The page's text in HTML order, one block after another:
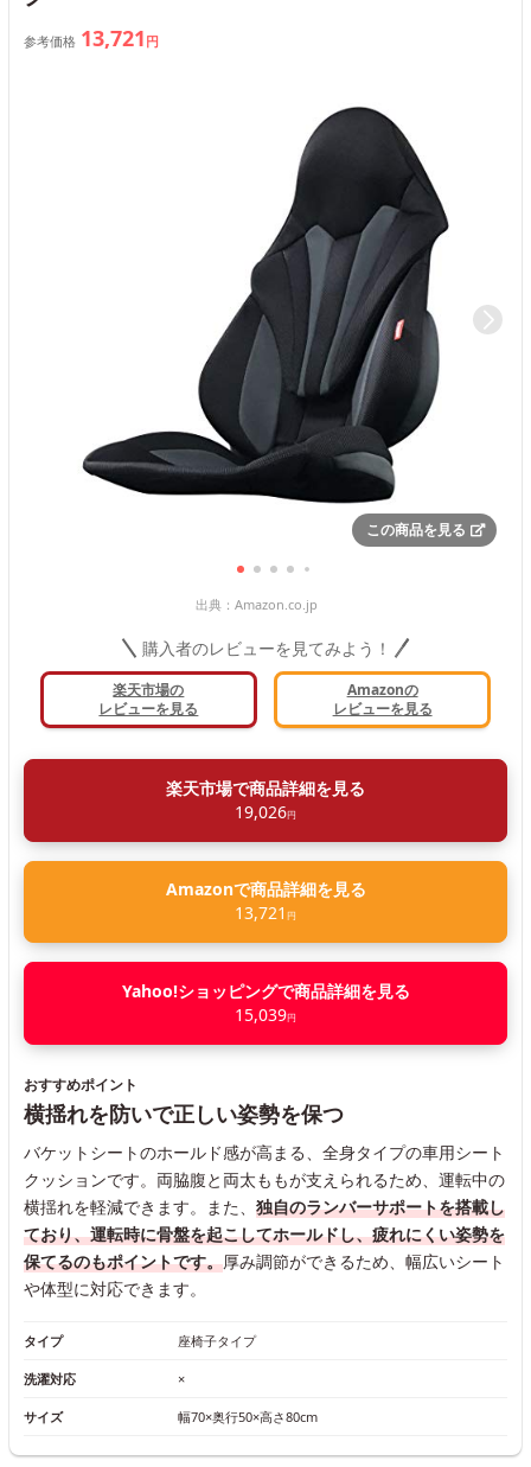
参考価格 13,721 円
この商品を見る
出典： Amazon.co.jp
購入者のレビューを見てみよう！
楽天市場の
レビューを見る
Amazonの
レビューを見る
楽天市場で商品詳細を見る
19,026円
Amazonで商品詳細を見る
13,721 円
Yahoo!ショッピングで商品詳細を見る
15,039円
おすすめポイント
横揺れを防いで正しい姿勢を保つ
バケットシートのホールド感が高まる、全身タイプの車用シート
クッションです。両脇腹と両太ももが支えられるため、運転中の
横揺れを軽減できます。また、 独自のランバーサポートを搭載し
ており、運転時に骨盤を起こしてホールドし、疲れにくい姿勢を
保てるのもポイントです。厚み調節ができるため、幅広いシート
や体型に対応できます。
タイプ 座椅子タイプ
洗濯対応 ×
サイズ 幅70×奥行50×高さ80cm